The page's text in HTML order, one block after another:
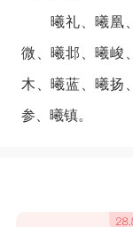
曦礼、曦凰、
微、曦邶、曦峻
木、曦蓝、曦扬
参、曦镇。